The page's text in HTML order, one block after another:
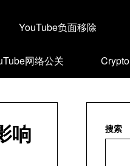
YouTube负面移除
网络公关 Crypto
响
搜索